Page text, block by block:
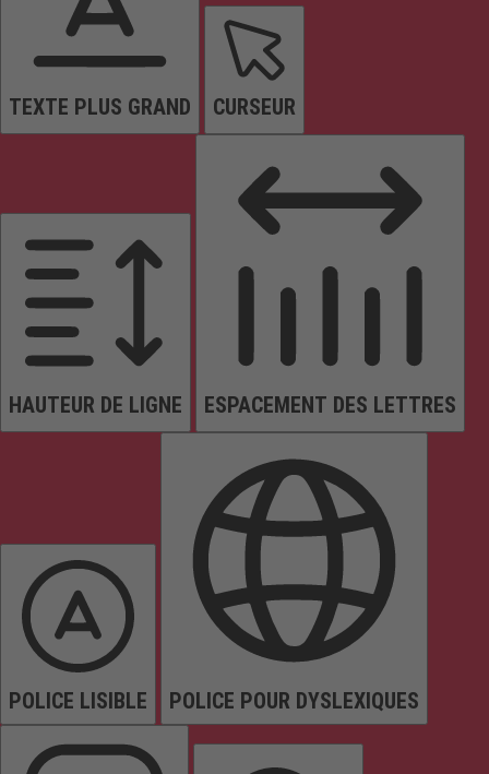
TEXTE PLUS GRAND CURSEUR
HAUTEUR DE LIGNE ESPACEMENT DES LETTRES
POLICE LISIBLE POLICE POUR DYSLEXIQUES